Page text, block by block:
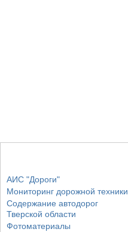
АИС "Дороги"
Мониторинг дорожной техники
Содержание автодорог
Тверской области
Фотоматериалы